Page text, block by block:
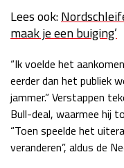
Kwalificatie
Race
Lees ook:
maak je een buiging’
“Ik voelde het
eerder dan het publiek
jammer.” Verstappen
Bull-deal, waarmee hij
“Toen speelde het
veranderen”, aldus de